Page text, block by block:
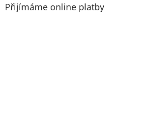
Přijímáme online platby